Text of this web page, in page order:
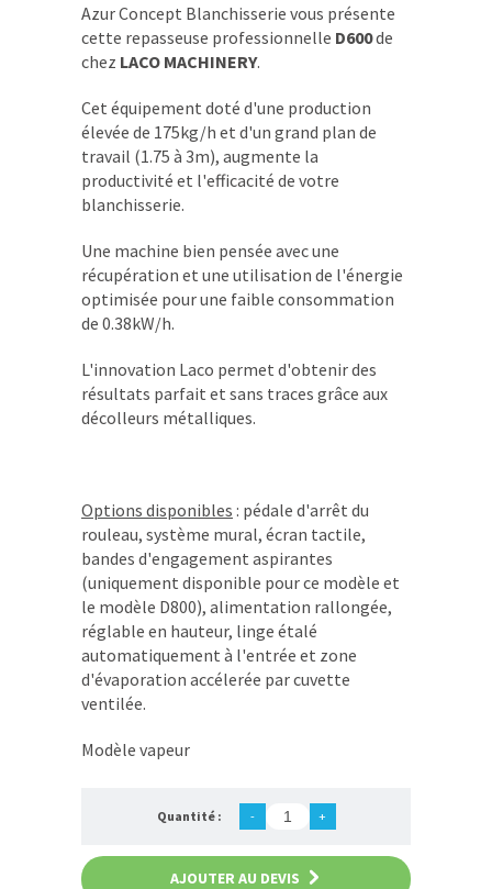
Azur Concept Blanchisserie vous présente
cette repasseuse professionnelle D600de
chez LACO MACHINERY.
Cet équipement doté d'une production
élevée de 175kg/h et d'un grand plan de
travail (1.75 à 3m), augmente la
productivité et l'efficacité de votre
blanchisserie.
Une machine bien pensée avec une
récupération et une utilisation de l'énergie
optimisée pour une faible consommation
de 0.38kW/h.
L'innovation Laco permet d'obtenir des
résultats parfait et sans traces grâce aux
décolleurs métalliques.
Options disponibles : pédale d'arrêt du
rouleau, système mural, écran tactile,
bandes d'engagement aspirantes
(uniquement disponible pour ce modèle et
le modèle D800), alimentation rallongée,
réglable en hauteur, linge étalé
automatiquement à l'entrée et zone
d'évaporation accélerée par cuvette
ventilée.
Modèle vapeur
Quantité : - +
AJOUTER AU DEVIS